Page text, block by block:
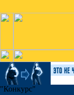
"Конкурс"